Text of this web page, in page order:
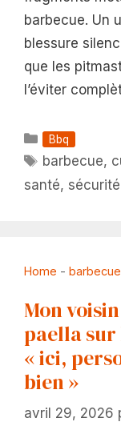
barbecue. Un
blessure
que les
l’éviter
Catégories
Bbq
Étiquettes
barbecue,
santé,
Home - barbecue
Mon
paella sur
« ici,
bien »
avril 29, 2026